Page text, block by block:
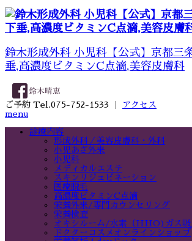
鈴木形成外科 小児科【公式】京都三
垂,高濃度ビタミンC点滴,美容皮膚科
ご予約 Tel.075-752-1533 ｜
アクセス
menu
診療内容
形成外科／美容皮膚科・外科
小児あざ外来
小児科
メディカルエステ
スキンリジュビネーション
医療脱毛
高濃度ビタミンC点滴
栄養外来/専門カウンセリング
栄養検査
オキシルーム/水素（HHO)ガス吸
ドクターコスメオンラインショップ